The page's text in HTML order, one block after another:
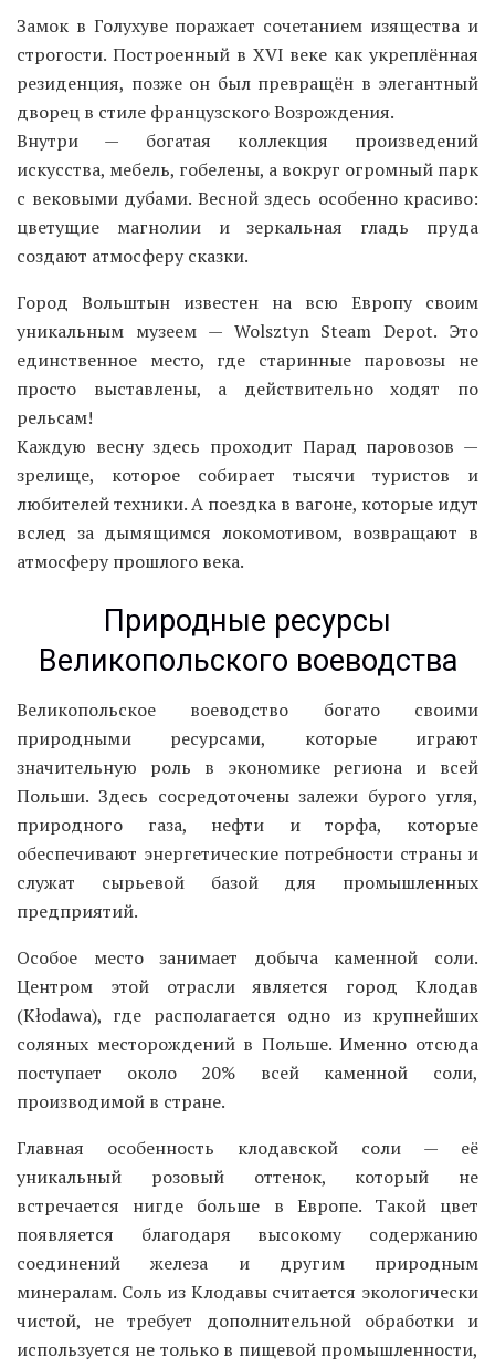
Замок в Голухуве поражает сочетанием изящества и
строгости. Построенный в XVI веке как укреплённая
резиденция, позже он был превращён в элегантный
дворец в стиле французского Возрождения.
Внутри — богатая коллекция произведений
искусства, мебель, гобелены, а вокруг огромный парк
с вековыми дубами. Весной здесь особенно красиво:
цветущие магнолии и зеркальная гладь пруда
создают атмосферу сказки.
Город Вольштын известен на всю Европу своим
уникальным музеем — Wolsztyn Steam Depot. Это
единственное место, где старинные паровозы не
просто выставлены, а действительно ходят по
рельсам!
Каждую весну здесь проходит Парад паровозов —
зрелище, которое собирает тысячи туристов и
любителей техники. А поездка в вагоне, которые идут
вслед за дымящимся локомотивом, возвращают в
атмосферу прошлого века.
Природные ресурсы
Великопольского воеводства
Великопольское воеводство богато своими
природными ресурсами, которые играют
значительную роль в экономике региона и всей
Польши. Здесь сосредоточены залежи бурого угля,
природного газа, нефти и торфа, которые
обеспечивают энергетические потребности страны и
служат сырьевой базой для промышленных
предприятий.
Особое место занимает добыча каменной соли.
Центром этой отрасли является город Клодав
(Kłodawa), где располагается одно из крупнейших
соляных месторождений в Польше. Именно отсюда
поступает около 20% всей каменной соли,
производимой в стране.
Главная особенность клодавской соли — её
уникальный розовый оттенок, который не
встречается нигде больше в Европе. Такой цвет
появляется благодаря высокому содержанию
соединений железа и другим природным
минералам. Соль из Клодавы считается экологически
чистой, не требует дополнительной обработки и
используется не только в пищевой промышленности,